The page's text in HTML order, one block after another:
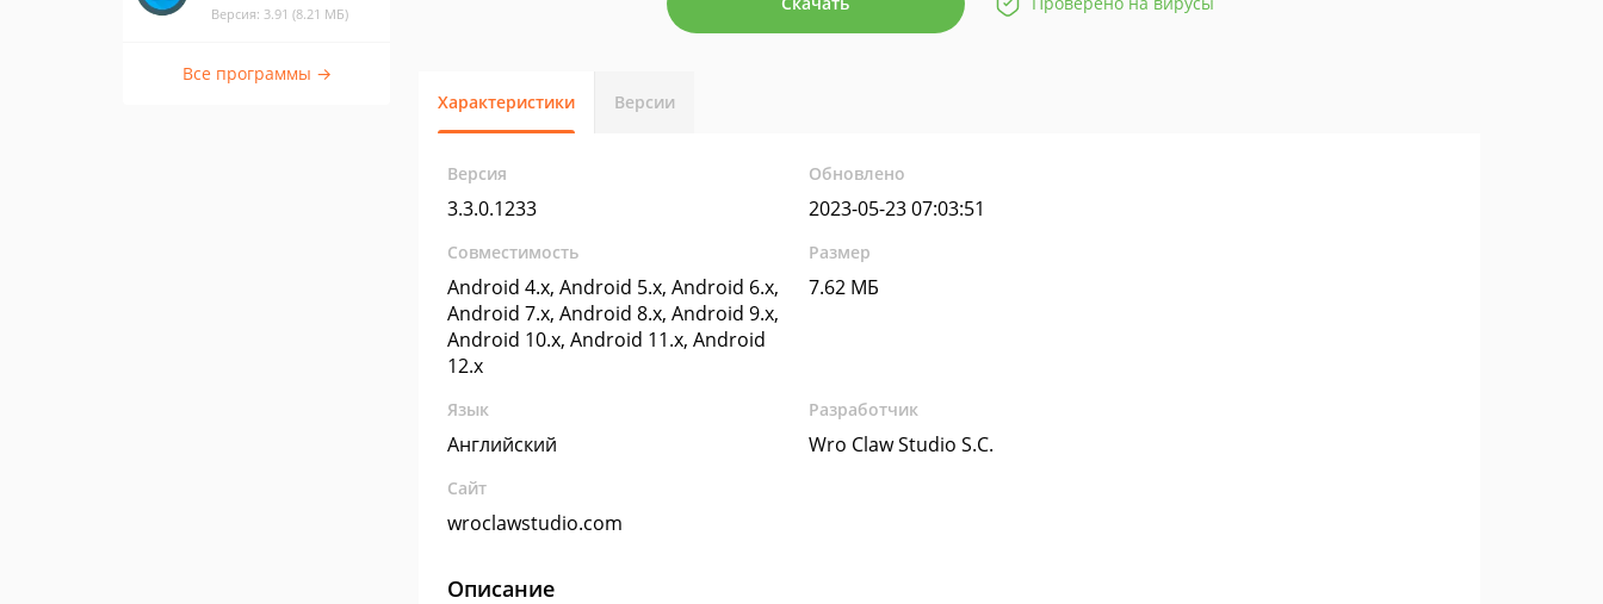
Версия: 3.91 (8.21 МБ)
Все программы →
Характеристики Версии
Версия
3.3.0.1233
Обновлено
2023-05-23 07:03:51
Совместимость
Android 4.x, Android 5.x, Android 6.x,
Android 7.x, Android 8.x, Android 9.x,
Android 10.x, Android 11.x, Android
12.x
Размер
7.62 МБ
Язык
Английский
Разработчик
Wro Claw Studio S.C.
Сайт
wroclawstudio.com
Описание